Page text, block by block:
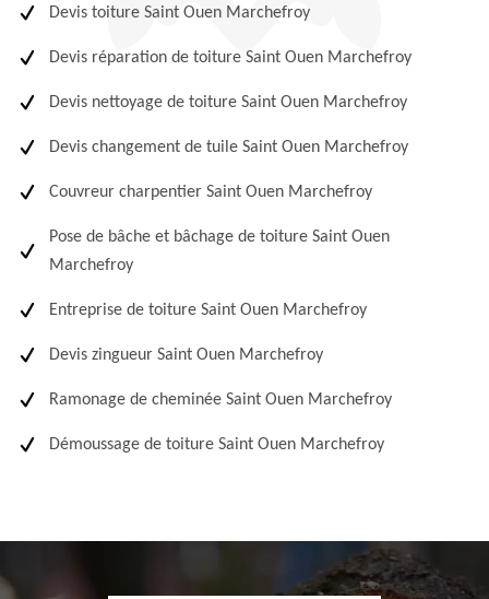
Devis toiture Saint Ouen Marchefroy
Devis réparation de toiture Saint Ouen Marchefroy
Devis nettoyage de toiture Saint Ouen Marchefroy
Devis changement de tuile Saint Ouen Marchefroy
Couvreur charpentier Saint Ouen Marchefroy
Pose de bâche et bâchage de toiture Saint Ouen
Marchefroy
Entreprise de toiture Saint Ouen Marchefroy
Devis zingueur Saint Ouen Marchefroy
Ramonage de cheminée Saint Ouen Marchefroy
Démoussage de toiture Saint Ouen Marchefroy